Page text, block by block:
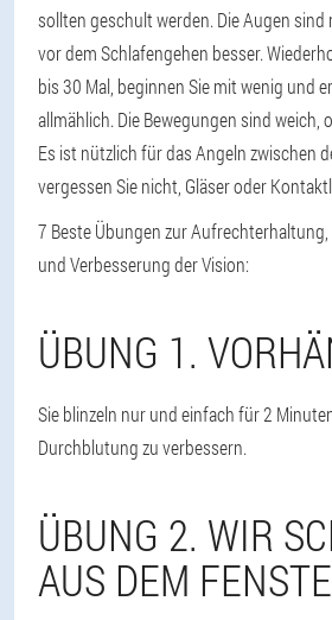
sollten geschult werden. Die Augen
vor dem Schlafengehen besser.
bis 30 Mal, beginnen Sie mit wenig und
allmählich. Die Bewegungen sind weich,
Es ist nützlich für das Angeln zwischen
vergessen Sie nicht, Gläser oder
7 Beste Übungen zur
und Verbesserung der Vision:
ÜBUNG 1.
Sie blinzeln nur und einfach für 2
Durchblutung zu verbessern.
ÜBUNG 2. WIR
AUS DEM